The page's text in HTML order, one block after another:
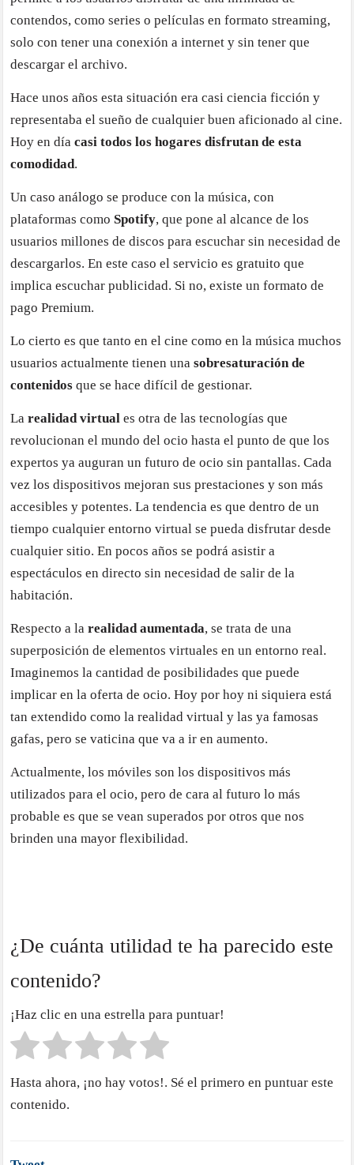
contendos, como series o películas en formato streaming,
solo con tener una conexión a internet y sin tener que
descargar el archivo.
Hace unos años esta situación era casi ciencia ficción y
representaba el sueño de cualquier buen aficionado al cine.
Hoy en díacasi todos los hogares disfrutan de esta
comodidad.
Un caso análogo se produce con la música, con
plataformas como Spotify, que pone al alcance de los
usuarios millones de discos para escuchar sin necesidad de
descargarlos. En este caso el servicio es gratuito que
implica escuchar publicidad. Si no, existe un formato de
pago Premium.
Lo cierto es que tanto en el cine como en la música muchos
usuarios actualmente tienen unasobresaturación de
contenidos que se hace difícil de gestionar.
Larealidad virtual es otra de las tecnologías que
revolucionan el mundo del ocio hasta el punto de que los
expertos ya auguran un futuro de ocio sin pantallas. Cada
vez los dispositivos mejoran sus prestaciones y son más
accesibles y potentes. La tendencia es que dentro de un
tiempo cualquier entorno virtual se pueda disfrutar desde
cualquier sitio. En pocos años se podrá asistir a
espectáculos en directo sin necesidad de salir de la
habitación.
Respecto a larealidad aumentada, se trata de una
superposición de elementos virtuales en un entorno real.
Imaginemos la cantidad de posibilidades que puede
implicar en la oferta de ocio. Hoy por hoy ni siquiera está
tan extendido como la realidad virtual y las ya famosas
gafas, pero se vaticina que va a ir en aumento.
Actualmente, los móviles son los dispositivos más
utilizados para el ocio, pero de cara al futuro lo más
probable es que se vean superados por otros que nos
brinden una mayor flexibilidad.
¿De cuánta utilidad te ha parecido este
contenido?
¡Haz clic en una estrella para puntuar!
Hasta ahora, ¡no hay votos!. Sé el primero en puntuar este
contenido.